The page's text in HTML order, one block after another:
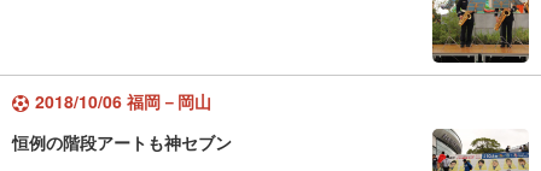
2018/10/06 福岡－岡山
恒例の階段アートも神セブン